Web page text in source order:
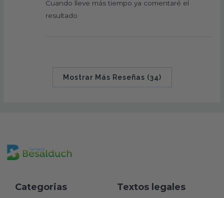
Cuando lleve más tiempo ya comentaré el
resultado
Mostrar Más Reseñas (34)
Categorias Textos legales